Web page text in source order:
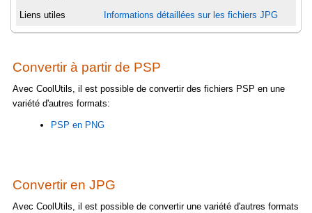
Liens utiles Informations détaillées sur les fichiers JPG
Convertir à partir de PSP
Avec CoolUtils, il est possible de convertir des fichiers PSP en une
variété d'autres formats:
PSP en PNG
Convertir en JPG
Avec CoolUtils, il est possible de convertir une variété d'autres formats